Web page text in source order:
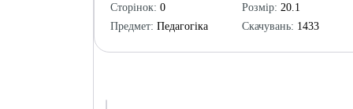
Сторінок: 0
Предмет: Педагогіка
Розмір: 20.1
Скачувань: 1433